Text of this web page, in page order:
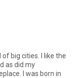
big cities. I like the
as did my
I was born in